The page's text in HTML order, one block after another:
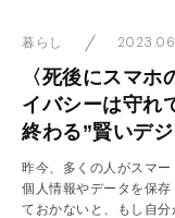
暮らし
〈死後にスマ
イバシーは守れ
終わる”賢いデ
昨今、多くの人がスマ
個人情報やデータを保
ておかないと、もし自